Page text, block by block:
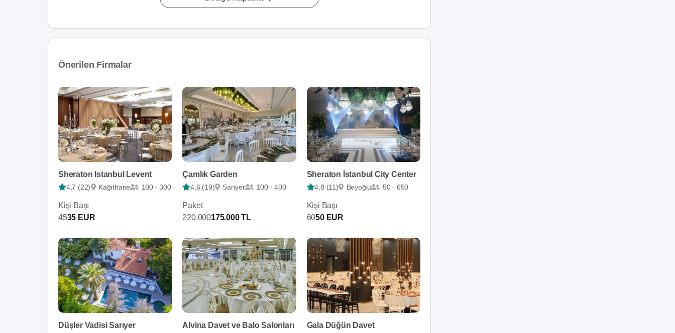
Önerilen Firmalar
Sheraton Istanbul Levent
4,7 (22) Kağıthane 100 - 300
Kişi Başı
4535 EUR
Çamlık Garden
4,6 (19) Sarıyer 100 - 400
Paket
220.000175.000 TL
Sheraton İstanbul City Center
4,8 (11) Beyoğlu 50 - 650
Kişi Başı
6050 EUR
Düşler Vadisi Sarıyer Alvina Davet ve Balo Salonları Gala Düğün Davet